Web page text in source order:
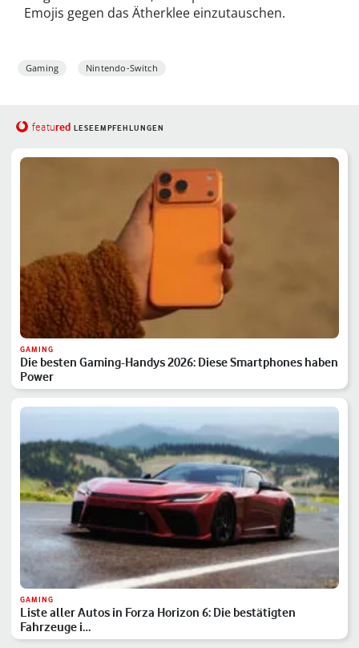
Emojis gegen das Ätherklee einzutauschen.
Gaming Nintendo-Switch
featured LESEEMPFEHLUNGEN
GAMING
Die besten Gaming-Handys 2026: Diese Smartphones haben
Power
GAMING
Liste aller Autos in Forza Horizon 6: Die bestätigten
Fahrzeuge i…